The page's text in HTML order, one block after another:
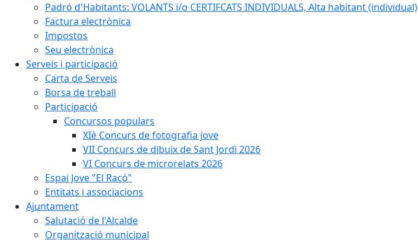
Padró d'Habitants: VOLANTS i/o CERTIFCATS INDIVIDUALS, Alta habitant (individual)
Factura electrònica
Impostos
Seu electrònica
Serveis i participació
Carta de Serveis
Borsa de treball
Participació
Concursos populars
XIè Concurs de fotografia jove
VII Concurs de dibuix de Sant Jordi 2026
VI Concurs de microrelats 2026
Espai Jove "El Racó"
Entitats i associacions
Ajuntament
Salutació de l'Alcalde
Organització municipal